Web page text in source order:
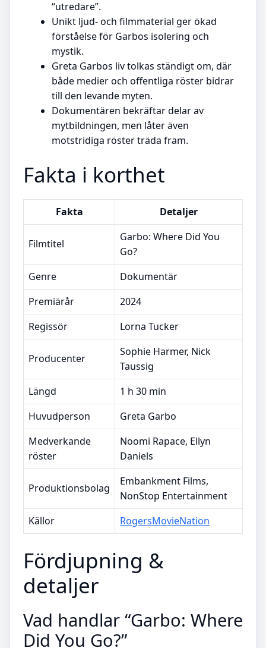
“utredare”.
Unikt ljud- och filmmaterial ger ökad
förståelse för Garbos isolering och
mystik.
Greta Garbos liv tolkas ständigt om, där
både medier och offentliga röster bidrar
till den levande myten.
Dokumentären bekräftar delar av
mytbildningen, men låter även
motstridiga röster träda fram.
Fakta i korthet
Fakta Detaljer
Filmtitel
Garbo: Where Did You
Go?
Genre
Dokumentär
Premiärår
2024
Regissör
Lorna Tucker
Producenter
Sophie Harmer, Nick
Taussig
Längd
1 h 30 min
Huvudperson
Greta Garbo
Medverkande
röster
Noomi Rapace, Ellyn
Daniels
Produktionsbolag
Embankment Films,
NonStop Entertainment
Källor
RogersMovieNation
Fördjupning &
detaljer
Vad handlar “Garbo: Where
Did You Go?”